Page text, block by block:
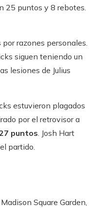
25 puntos y 8 rebotes.
por razones personales.
siguen teniendo un
lesiones de Julius
estuvieron plagados
por el retrovisor a
puntos. Josh Hart
partido.
Square Garden,